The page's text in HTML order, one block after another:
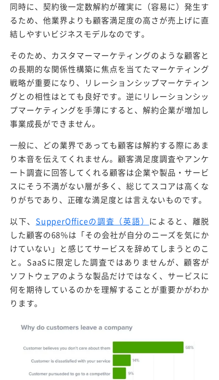
同時に、契約後一定数解約が確実に（容易に）発生す
るため、他業界よりも顧客満足度の高さが売上げに直
結しやすいビジネスモデルなのです。
そのため、カスタマーマーケティングのような顧客と
の長期的な関係性構築に焦点を当てたマーケティング
戦略が重要になり、リレーションシップマーケティン
グとの相性はとても良好です。逆にリレーションシッ
プマーケティングを手薄にすると、解約企業が増加し
事業成長ができません。
一般に、どの業界であっても顧客は解約する際にあま
り本音を伝えてくれません。顧客満足度調査やアンケ
ート調査に回答してくれる顧客は企業や製品・サービ
スにそう不満がない層が多く、総じてスコアは高くな
りがちであり、正確な満足度とは言えないものです。
以下、 SupperOfficeの調査（英語） によると、離脱
した顧客の68%は「その会社が自分のニーズを気にか
けていない」と感じてサービスを辞めてしまうとのこ
と。SaaSに限定した調査ではありませんが、顧客が
ソフトウェアのような製品だけではなく、サービスに
何を期待しているのかを理解することが重要かがわか
ります。